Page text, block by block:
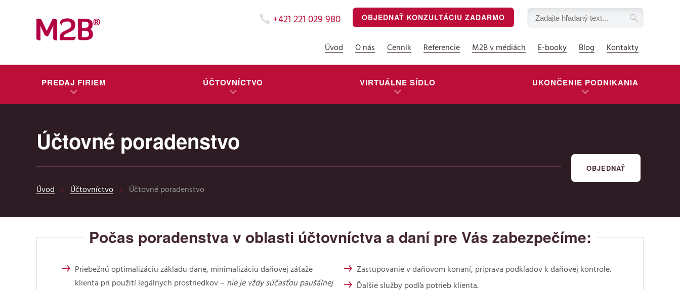
+421 221 029 980 OBJEDNAŤ KONZULTÁCIU ZADARMO
Úvod O nás Cenník Referencie M2B v médiách E-booky Blog Kontakty
PREDAJ FIRIEM ÚČTOVNÍCTVO VIRTUÁLNE SÍDLO UKONČENIE PODNIKANIA
Účtovné poradenstvo
Úvod Účtovníctvo Účtovné poradenstvo
OBJEDNAŤ
Počas poradenstva v oblasti účtovníctva a daní pre Vás zabezpečíme:
Priebežnú optimalizáciu základu dane, minimalizáciu daňovej záťaže
klienta pri použití legálnych prostriedkov – nie je vždy súčasťou paušálnej
Zastupovanie v daňovom konaní, príprava podkladov k daňovej kontrole.
Ďalšie služby podľa potrieb klienta.